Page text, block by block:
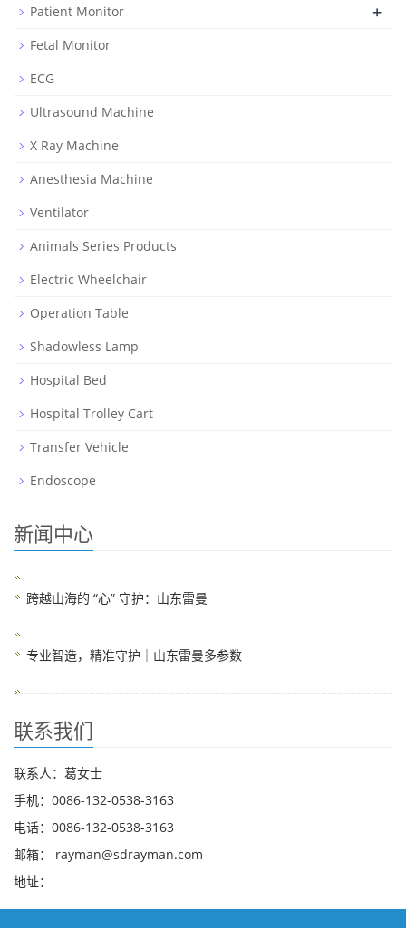
Patient Monitor +
Fetal Monitor
ECG
Ultrasound Machine
X Ray Machine
Anesthesia Machine
Ventilator
Animals Series Products
Electric Wheelchair
Operation Table
Shadowless Lamp
Hospital Bed
Hospital Trolley Cart
Transfer Vehicle
Endoscope
新闻中心
跨越山海的 “心” 守护：山东雷曼
专业智造，精准守护｜山东雷曼多参数
联系我们
联系人：葛女士
手机：0086-132-0538-3163
电话：0086-132-0538-3163
邮箱：
rayman@sdrayman.com
地址：